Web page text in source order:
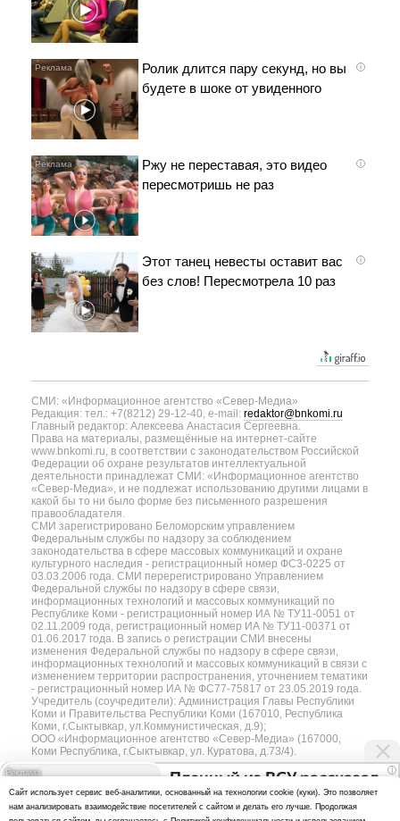
i
Ролик длится пару секунд, но вы
будете в шоке от увиденного
i
Ржу не переставая, это видео
пересмотришь не раз
i
Этот танец невесты оставит вас
без слов! Пересмотрела 10 раз
СМИ: «Информационное агентство «Север-Медиа»
Редакция: тел.: +7(8212) 29-12-40, e-mail: redaktor@bnkomi.ru
Главный редактор: Алексеева Анастасия Сергеевна.
Права на материалы, размещённые на интернет-сайте
www.bnkomi.ru, в соответствии с законодательством Российской
Федерации об охране результатов интеллектуальной
деятельности принадлежат СМИ: «Информационное агентство
«Север-Медиа», и не подлежат использованию другими лицами в
какой бы то ни было форме без письменного разрешения
правообладателя.
СМИ зарегистрировано Беломорским управлением
Федеральным службы по надзору за соблюдением
законодательства в сфере массовых коммуникаций и охране
культурного наследия - регистрационный номер ФС3-0225 от
03.03.2006 года. СМИ перерегистрировано Управлением
Федеральной службы по надзору в сфере связи,
информационных технологий и массовых коммуникаций по
Республике Коми - регистрационный номер ИА № ТУ11-0051 от
02.11.2009 года, регистрационный номер ИА № ТУ11-00371 от
01.06.2017 года. В запись о регистрации СМИ внесены
изменения Федеральной службы по надзору в сфере связи,
информационных технологий и массовых коммуникаций в связи с
изменением территории распространения, уточнением тематики
- регистрационный номер ИА № ФС77-75817 от 23.05.2019 года.
Учредитель (соучредители): Администрация Главы Республики
Коми и Правительства Республики Коми (167010, Республика
Коми, г.Сыктывкар, ул.Коммунистическая, д.9);
ООО «Информационное агентство «Север-Медиа» (167000,
Коми Республика, г.Сыктывкар, ул. Куратова, д.73/4).
Разработка сайта — web-студия «Цифровой Век»
i
Пленный из ВСУ рассказал
об отношении украинцев
к Донецку и Луганску
Политика
Cайт использует сервис веб-аналитики, основанный на технологии cookie (куки). Это позволяет
нам анализировать взаимодействие посетителей с сайтом и делать его лучше. Продолжая